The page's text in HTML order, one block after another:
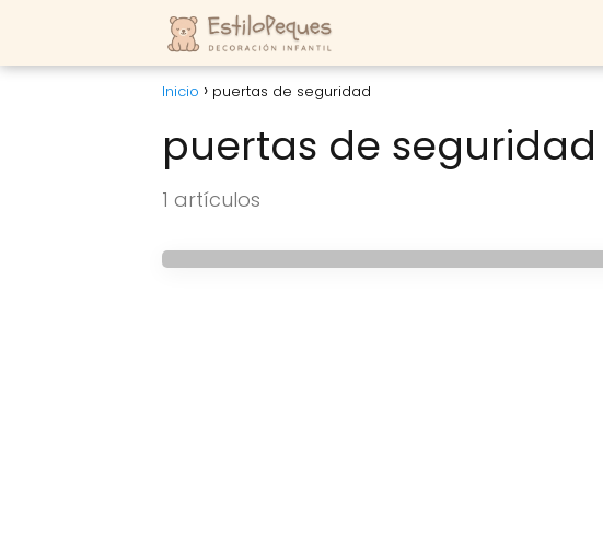
Inicio puertas de seguridad
puertas de seguridad
1 artículos
HABITACIONES DE BEBES
Rejas de seguridad para niños